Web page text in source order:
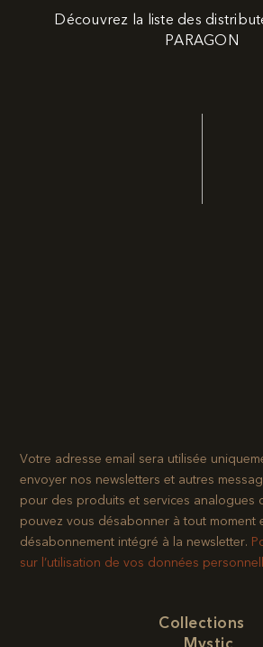
Découvrez la liste des
PARAGON
Votre adresse email sera utilisée
envoyer nos newsletters et autres
pour des produits et services analogues
pouvez vous désabonner à tout moment
désabonnement intégré à la newsletter.​
sur l’utilisation de vos données
Collections